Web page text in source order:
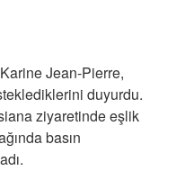
Jean-Pierre,
duyurdu.
ziyaretinde eşlik
basın